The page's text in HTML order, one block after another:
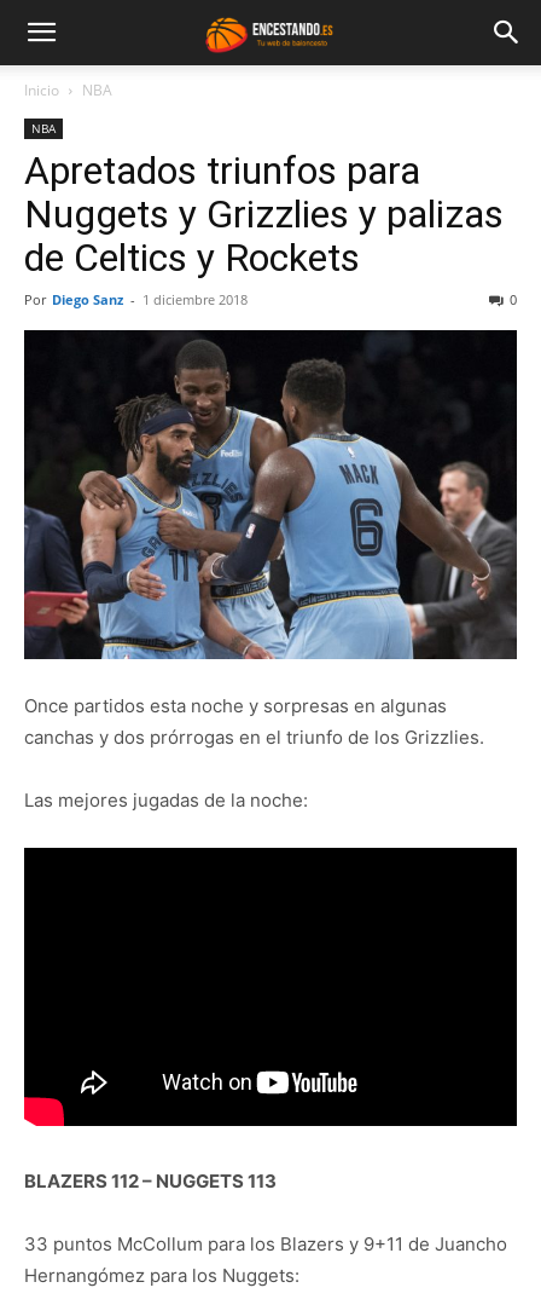
Inicio NBA
NBA
Apretados triunfos para
Nuggets y Grizzlies y palizas
de Celtics y Rockets
Por Diego Sanz - 1 diciembre 2018 0
Once partidos esta noche y sorpresas en algunas
canchas y dos prórrogas en el triunfo de los Grizzlies.
Las mejores jugadas de la noche:
BLAZERS 112 – NUGGETS 113
33 puntos McCollum para los Blazers y 9+11 de Juancho
Hernangómez para los Nuggets: